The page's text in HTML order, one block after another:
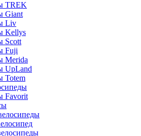
TREK
Giant
Liv
Kellys
Scott
Fuji
Merida
UpLand
Totem
Favorit